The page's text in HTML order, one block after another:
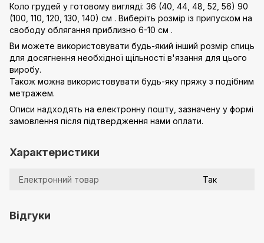
Коло грудей у ​​готовому вигляді: 36 (40, 44, 48, 52, 56) 90
(100, 110, 120, 130, 140) см . Виберіть розмір із припуском на
свободу облягання приблизно 6-10 см .
Ви можете використовувати будь-який інший розмір спиць
для досягнення необхідної щільності в'язання для цього
виробу.
Також можна використовувати будь-яку пряжу з подібним
метражем.
Описи надходять на електронну пошту, зазначену у формі
замовлення після підтвердження нами оплати.
Характеристики
Електронний товар Так
Відгуки